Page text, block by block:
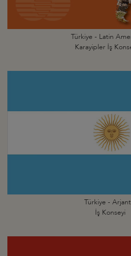
Türkiye - Latin
Karayipler İş
Türkiye -
İş Konseyi